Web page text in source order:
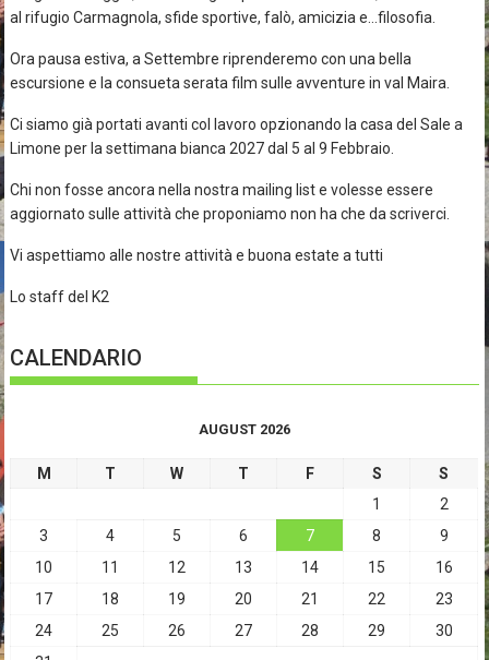
al rifugio Carmagnola, sfide sportive, falò, amicizia e…filosofia.
Ora pausa estiva, a Settembre riprenderemo con una bella
escursione e la consueta serata film sulle avventure in val Maira.
Ci siamo già portati avanti col lavoro opzionando la casa del Sale a
Limone per la settimana bianca 2027 dal 5 al 9 Febbraio.
Chi non fosse ancora nella nostra mailing list e volesse essere
aggiornato sulle attività che proponiamo non ha che da scriverci.
Vi aspettiamo alle nostre attività e buona estate a tutti
Lo staff del K2
CALENDARIO
AUGUST 2026
M T W T F S
S
1
2
3
4 5 6 7 8
9
10
11 12 13 14 15
16
17
18 19 20 21 22
23
24
25 26 27 28 29
30